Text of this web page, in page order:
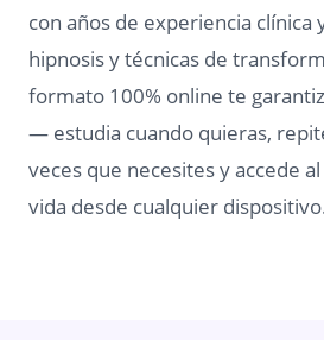
con años de experiencia clínica
hipnosis y técnicas de
formato 100% online te
— estudia cuando quieras,
veces que necesites y accede
vida desde cualquier